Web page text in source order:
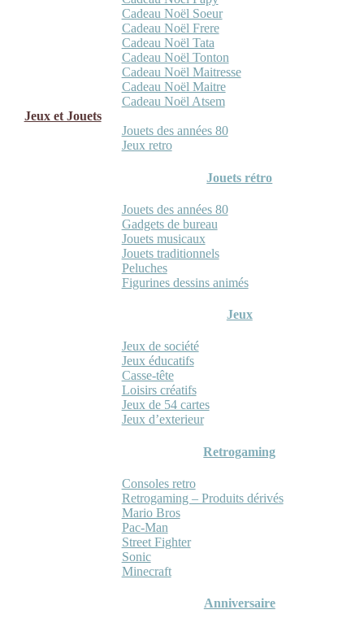
Cadeau Noël Soeur
Cadeau Noël Frere
Cadeau Noël Tata
Cadeau Noël Tonton
Cadeau Noël Maitresse
Cadeau Noël Maitre
Cadeau Noël Atsem
Jeux et Jouets
Jouets des années 80
Jeux retro
Jouets rétro
Jouets des années 80
Gadgets de bureau
Jouets musicaux
Jouets traditionnels
Peluches
Figurines dessins animés
Jeux
Jeux de société
Jeux éducatifs
Casse-tête
Loisirs créatifs
Jeux de 54 cartes
Jeux d’exterieur
Retrogaming
Consoles retro
Retrogaming – Produits dérivés
Mario Bros
Pac-Man
Street Fighter
Sonic
Minecraft
Anniversaire